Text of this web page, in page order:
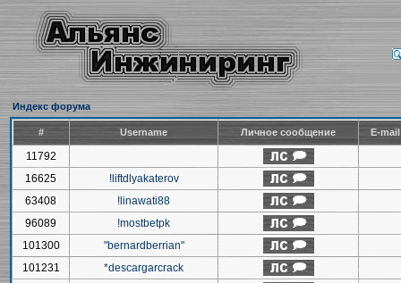
Индекс форума
# Username Личное сообщение E-
11792
16625
!liftdlyakaterov
63408
!linawati88
96089
!mostbetpk
101300
"bernardberrian"
101231
*descargarcrack